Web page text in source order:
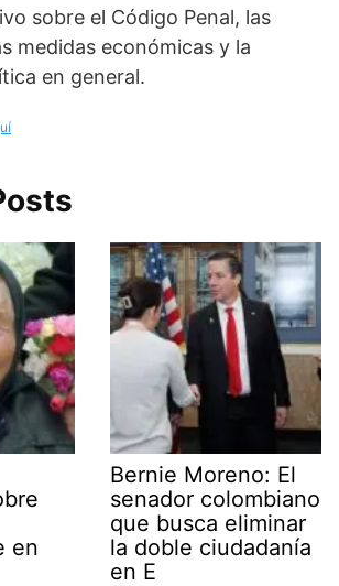
sobre el Código Penal, las
medidas económicas y la
en general.
en
Bernie Moreno: El
senador colombiano
que busca eliminar
la doble ciudadanía
en E